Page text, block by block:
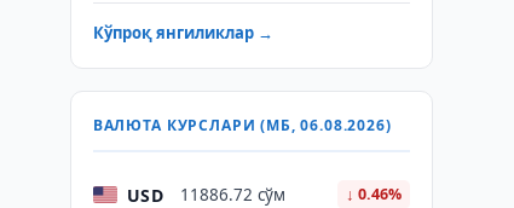
Кўпроқ янгиликлар →
ВАЛЮТА КУРСЛАРИ (МБ, 06.08.2026)
USD 11886.72 сўм ↓ 0.46%